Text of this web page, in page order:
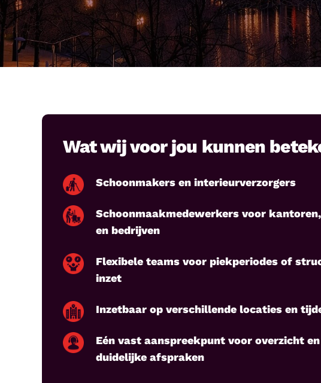
Wat wij voor jou kunnen
Schoonmakers en interieurverzorgers
Schoonmaakmedewerkers voor
en bedrijven
Flexibele teams voor piekperiodes of
inzet
Inzetbaar op verschillende locaties en
Eén vast aanspreekpunt voor overzicht en
duidelijke afspraken